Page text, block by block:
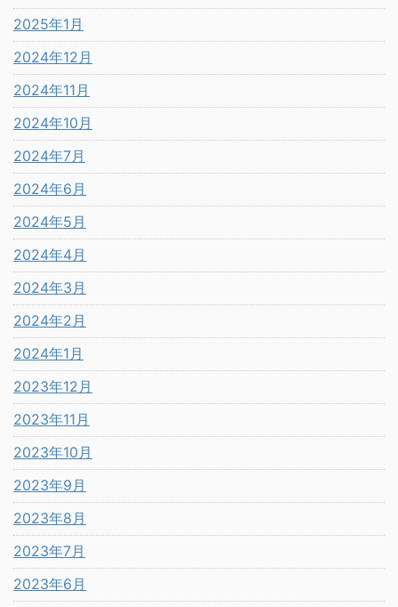
2025年1月
2024年12月
2024年11月
2024年10月
2024年7月
2024年6月
2024年5月
2024年4月
2024年3月
2024年2月
2024年1月
2023年12月
2023年11月
2023年10月
2023年9月
2023年8月
2023年7月
2023年6月